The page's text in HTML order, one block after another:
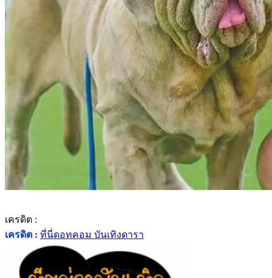
เครดิต :
เครดิต : ที่นี่ดอทคอม บันเทิงดารา